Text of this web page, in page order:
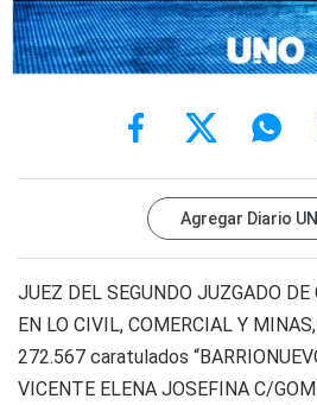
Agregar Diario
JUEZ DEL SEGUNDO JUZGADO
EN LO CIVIL, COMERCIAL Y
272.567 caratulados
VICENTE ELENA JOSEFINA C/